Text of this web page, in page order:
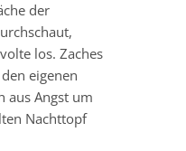
der
los. Zaches
eigenen
aus Angst um
Nachttopf